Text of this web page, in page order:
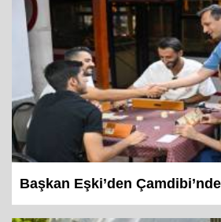
Başkan Eşki’den